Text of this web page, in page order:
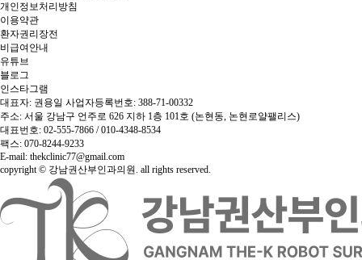
개인정보처리방침
이용약관
환자권리장전
비급여안내
유튜브
블로그
인스타그램
대표자: 권용일 사업자등록번호: 388-71-00332
주소: 서울 강남구 언주로 626 지하 1층 101호 (논현동, 논현로얄팰리스)
대표번호: 02-555-7866 / 010-4348-8534
팩스: 070-8244-9233
E-mail: thekclinic77@gmail.com
copyright © 강남권산부인과의원. all rights reserved.